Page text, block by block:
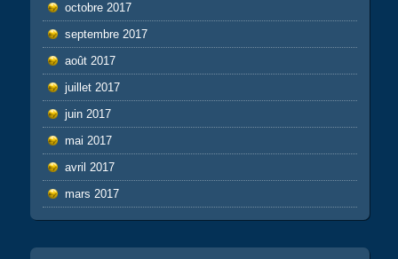
octobre 2017
septembre 2017
août 2017
juillet 2017
juin 2017
mai 2017
avril 2017
mars 2017